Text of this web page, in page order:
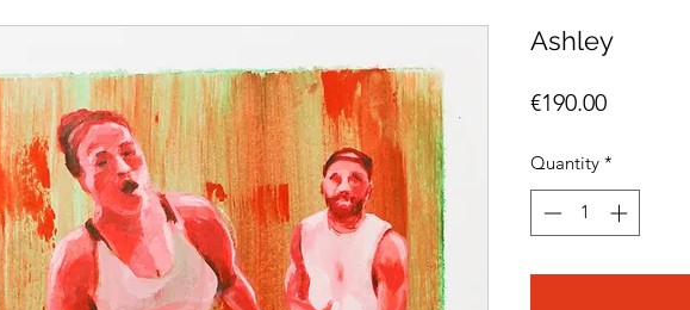
Ashley
€190.00Price
Quantity *